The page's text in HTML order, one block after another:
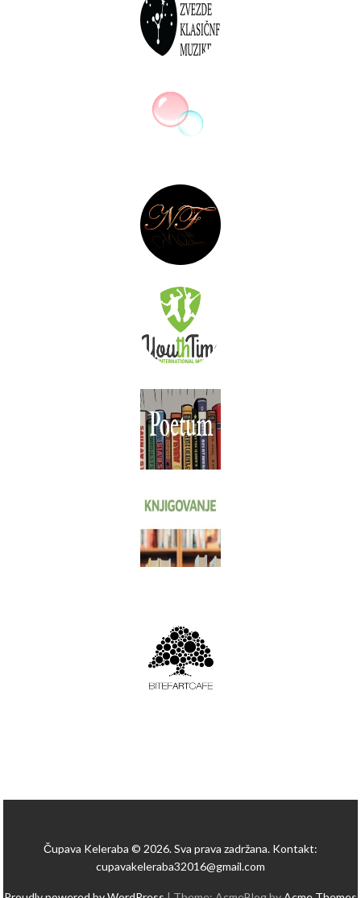
Čupava Keleraba © 2026. Sva prava zadržana. Kontakt:
cupavakeleraba32016@gmail.com